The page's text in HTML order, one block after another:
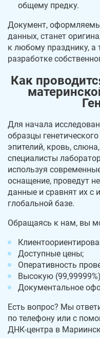
общему предку.
Документ,
данных, станет
к любому празднику, а
разработке
Как
Для начала
образцы
эпителий, кровь,
специалисты
используя
оснащение, проведут
данные и сравнят их
глобальной базе.
Обращаясь к нам, вы
Доступные цены;
Оперативность
Высокую
Документальное
Есть вопрос? Мы
по телефону или с
ДНК-центра в